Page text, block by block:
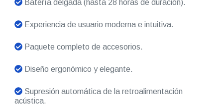
Batería delgada (hasta 28 horas de duración).
Experiencia de usuario moderna e intuitiva.
Paquete completo de accesorios.
Diseño ergonómico y elegante.
Supresión automática de la retroalimentación
acústica.